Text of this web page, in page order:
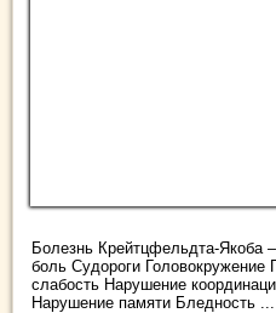
Болезнь Крейтцфельдта-Якоба
боль Судороги
слабость Нарушение
Нарушение памяти Бледность ...